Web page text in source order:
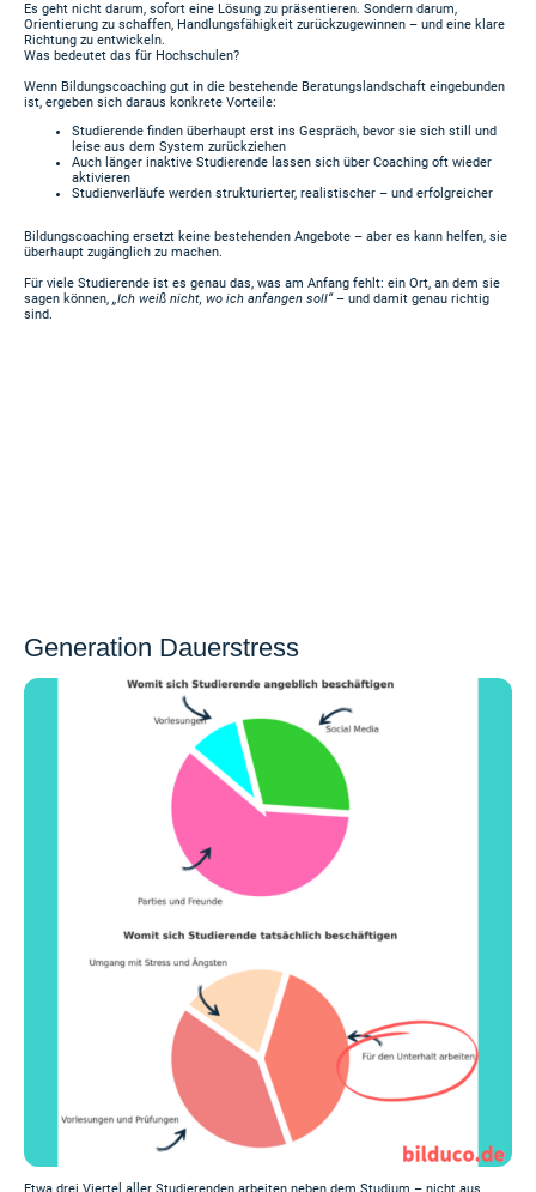
Es geht nicht darum, sofort eine Lösung zu präsentieren. Sondern darum,
Orientierung zu schaffen, Handlungsfähigkeit zurückzugewinnen – und eine klare
Richtung zu entwickeln.
Was bedeutet das für Hochschulen?
Wenn Bildungscoaching gut in die bestehende Beratungslandschaft eingebunden
ist, ergeben sich daraus konkrete Vorteile:
Studierende finden überhaupt erst ins Gespräch, bevor sie sich still und
leise aus dem System zurückziehen
Auch länger inaktive Studierende lassen sich über Coaching oft wieder
aktivieren
Studienverläufe werden strukturierter, realistischer – und erfolgreicher
Bildungscoaching ersetzt keine bestehenden Angebote – aber es kann helfen, sie
überhaupt zugänglich zu machen.
Für viele Studierende ist es genau das, was am Anfang fehlt: ein Ort, an dem sie
sagen können, „Ich weiß nicht, wo ich anfangen soll“ – und damit genau richtig
sind.
Generation Dauerstress